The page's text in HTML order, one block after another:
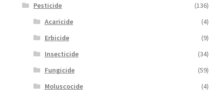
Pesticide
(136)
Acaricide
(4)
Erbicide
(9)
Insecticide
(34)
Fungicide
(59)
Moluscocide
(4)